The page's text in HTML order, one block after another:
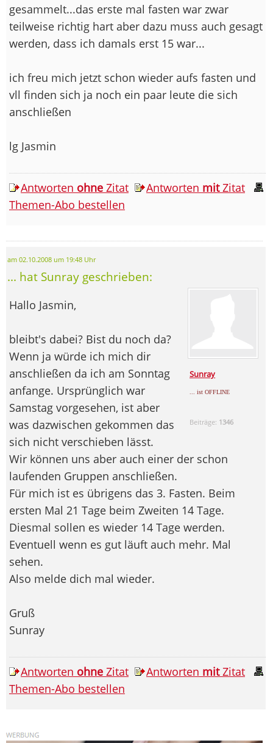
gesammelt...das erste mal fasten war zwar
teilweise richtig hart aber dazu muss auch gesagt
werden, dass ich damals erst 15 war...
ich freu mich jetzt schon wieder aufs fasten und
vll finden sich ja noch ein paar leute die sich
anschließen
lg Jasmin
Antworten ohne Zitat Antworten mitZitat
Themen-Abo bestellen
am 02.10.2008 um 19:48 Uhr
... hat Sunray geschrieben:
Sunray
... ist OFFLINE
Beiträge: 1346
Hallo Jasmin,
bleibt's dabei? Bist du noch da?
Wenn ja würde ich mich dir
anschließen da ich am Sonntag
anfange. Ursprünglich war
Samstag vorgesehen, ist aber
was dazwischen gekommen das
sich nicht verschieben lässt.
Wir können uns aber auch einer der schon
laufenden Gruppen anschließen.
Für mich ist es übrigens das 3. Fasten. Beim
ersten Mal 21 Tage beim Zweiten 14 Tage.
Diesmal sollen es wieder 14 Tage werden.
Eventuell wenn es gut läuft auch mehr. Mal
sehen.
Also melde dich mal wieder.
Gruß
Sunray
Antworten ohne Zitat Antworten mitZitat
Themen-Abo bestellen